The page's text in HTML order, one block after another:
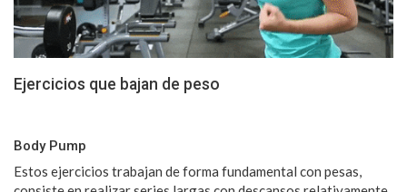
Ejercicios que bajan de peso
Body Pump
Estos ejercicios trabajan de forma fundamental con pesas,